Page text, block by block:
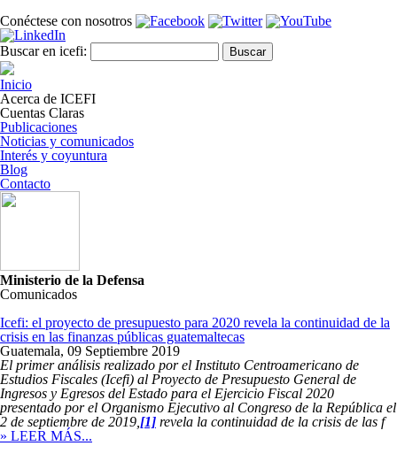
Conéctese con nosotros
Formulario de búsqueda
Buscar en icefi:
Inicio
Acerca de ICEFI
Cuentas Claras
Publicaciones
Noticias y comunicados
Interés y coyuntura
Blog
Contacto
Ministerio de la Defensa
Comunicados
Icefi: el proyecto de presupuesto para 2020 revela la continuidad de la
crisis en las finanzas públicas guatemaltecas
Guatemala, 09 Septiembre 2019
El primer análisis realizado por el Instituto Centroamericano de
Estudios Fiscales (Icefi) al Proyecto de Presupuesto General de
Ingresos y Egresos del Estado para el Ejercicio Fiscal 2020
presentado por el Organismo Ejecutivo al Congreso de la República el
2 de septiembre de 2019, [1] revela la continuidad de la crisis de las f
» LEER MÁS...